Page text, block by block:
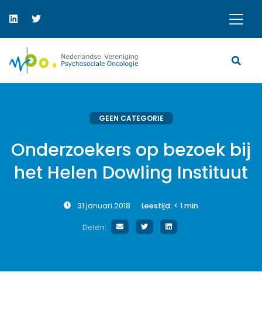
GEEN CATEGORIE
Onderzoekers op bezoek bij
het Helen Dowling Instituut
31 januari 2018 Leestijd: < 1min
Delen: